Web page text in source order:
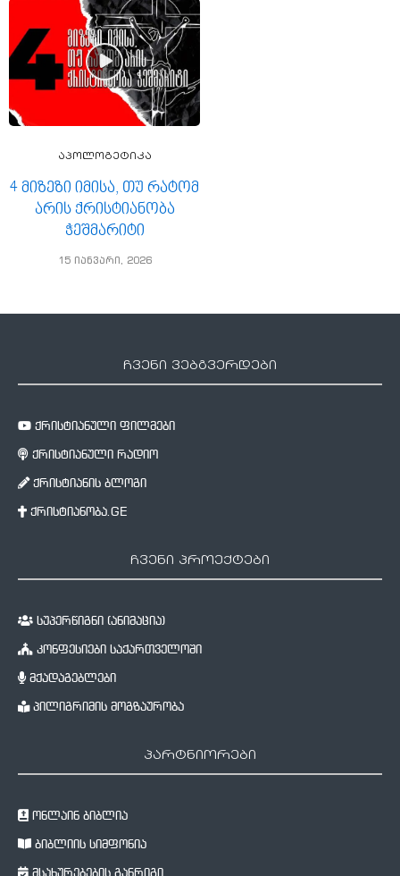
აპოლოგეტიკა
4 მიზეზი იმისა, თუ რატომ
არის ქრისტიანობა
ჭეშმარიტი
15 იანვარი, 2026
ჩვენი ვებგვერდები
ქრისტიანული ფილმები
ქრისტიანული რადიო
ქრისტიანის ბლოგი
ქრისტიანობა.GE
ჩვენი პროექტები
სუპერწიგნი (ანიმაცია)
კონფესიები საქართველოში
მქადაგებლები
პილიგრიმის მოგზაურობა
პარტნიორები
ონლაინ ბიბლია
ბიბლიის სიმფონია
მსახურებების განრიგი